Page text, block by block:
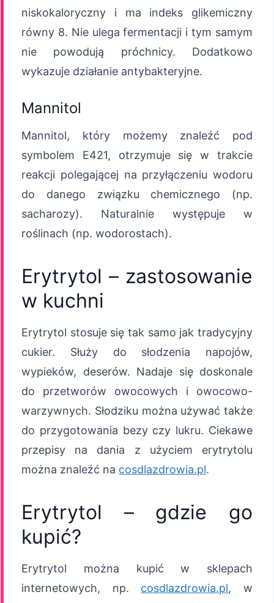
niskokaloryczny i ma indeks glikemiczny
równy 8. Nie ulega fermentacji i tym samym
nie powodują próchnicy. Dodatkowo
wykazuje działanie antybakteryjne.
Mannitol
Mannitol, który możemy znaleźć pod
symbolem E421, otrzymuje się w trakcie
reakcji polegającej na przyłączeniu wodoru
do danego związku chemicznego (np.
sacharozy). Naturalnie występuje w
roślinach (np. wodorostach).
Erytrytol – zastosowanie
w kuchni
Erytrytol stosuje się tak samo jak tradycyjny
cukier. Służy do słodzenia napojów,
wypieków, deserów. Nadaje się doskonale
do przetworów owocowych i owocowo-
warzywnych. Słodziku można używać także
do przygotowania bezy czy lukru. Ciekawe
przepisy na dania z użyciem erytrytolu
można znaleźć na cosdlazdrowia.pl.
Erytrytol – gdzie go
kupić?
Erytrytol można kupić w sklepach
internetowych, np. cosdlazdrowia.pl, w